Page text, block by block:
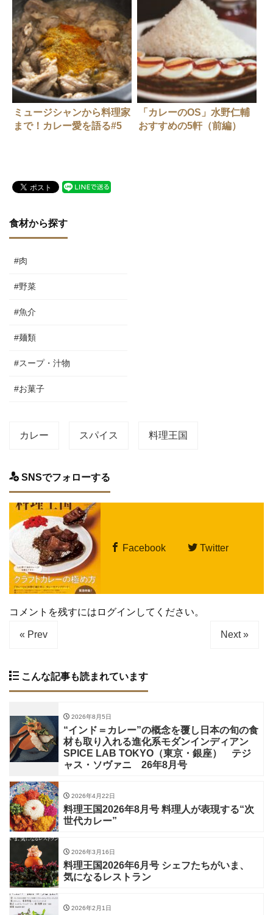
ミュージシャンから料理家
まで！カレー愛を語る#5
「カレーのOS」水野仁輔
おすすめの5軒（前編）
食材から探す
#肉
#野菜
#魚介
#麺類
#スープ・汁物
#お菓子
カレー スパイス 料理王国
SNSでフォローする
Facebook Twitter
コメントを残すにはログインしてください。
« Prev Next »
こんな記事も読まれています
2026年8月5日
“インド＝カレー”の概念を覆し日本の旬の食
材も取り入れる進化系モダンインディアン
SPICE LAB TOKYO（東京・銀座） テジ
ャス・ソヴァニ 26年8月号
2026年4月22日
料理王国2026年8月号 料理人が表現する“次
世代カレー”
2026年3月16日
料理王国2026年6月号 シェフたちがいま、
気になるレストラン
2026年2月1日